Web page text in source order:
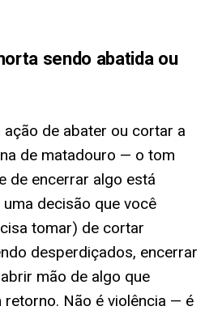
sendo abatida ou
ação de abater ou cortar a
de matadouro — o tom
de encerrar algo está
decisão que você
tomar) de cortar
desperdiçados, encerrar
mão de algo que
retorno. Não é violência — é